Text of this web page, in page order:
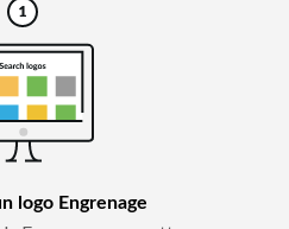
logo Engrenage